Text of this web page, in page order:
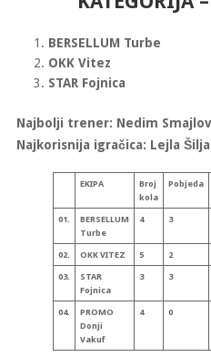
BERSELLUM Turbe
OKK Vitez
STAR Fojnica
Najbolji trener: Nedim
Najkorisnija igračica: Lejla
EKIPA
Broj
kola
Pobjeda
01.
BERSELLUM
Turbe
4 3
02. OKK VITEZ 5 2
03.
STAR
Fojnica
3 3
04.
PROMO
Donji
Vakuf
4 0